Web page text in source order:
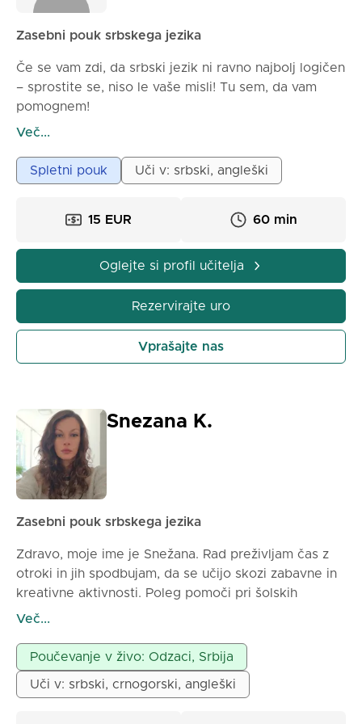
Zasebni pouk srbskega jezika
Če se vam zdi, da srbski jezik ni ravno najbolj logičen
– sprostite se, niso le vaše misli! Tu sem, da vam
pomognem!
Zdravo! Moje ime je Kristina in magisterij sem
srbistiko. Poučujem osnovnošolce in srednješolce,
pripravljam na sprejemni izpit iz srbskega jezika, pa
prek spleta, en čas traja eno uro, prvi čas pa je v
45 minut (velja za srbščino kot tuji jezik in pripravo
na sprejemni izpit). Če ste zainteresirani, se obrnite
Več...
Spletni pouk Uči v: srbski, angleški
15 EUR 60 min
Oglejte si profil učitelja
Rezervirajte uro
Vprašajte nas
Snezana K.
Zasebni pouk srbskega jezika
Zdravo, moje ime je Snežana. Rad preživljam čas z
otroki in jih spodbujam, da se učijo skozi zabavne in
kreativne aktivnosti. Poleg pomoči pri šolskih
dolžnostih, kadar je to potrebno, čas organiziram
priprava čokolade, kreativno izdelovanje ročnih del,
slikanje in skupno kuhanje. Pogosto se pogovarjamo
o hrani, odkrivamo nove okuse in celo ocenjujemo
Več...
Poučevanje v živo: Odzaci, Srbija
Uči v: srbski, crnogorski, angleški